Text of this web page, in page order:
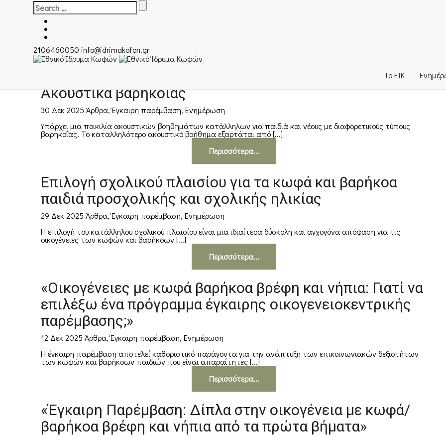
Search
for:
2106460050 info@idrimakofon.gr
Το ΕΙΚ
Ακουστικά βαρηκοΐας
30 Δεκ 2025 Άρθρα,Έγκαιρη παρέμβαση, Ενημέρωση
Υπάρχει μια ποικιλία ακουστικών βοηθημάτων κατάλληλων για παιδιά και νέους με διαφορετικούς τύπους
βαρηκοΐας. Το καταλληλότερο ακουστικό βοήθημα εξαρτάται από [...]
Περισσότερα...
Επιλογή σχολικού πλαισίου για τα κωφά και βαρήκοα
παιδιά προσχολικής και σχολικής ηλικίας
29 Δεκ 2025 Άρθρα,Έγκαιρη παρέμβαση, Ενημέρωση
Η επιλογή του κατάλληλου σχολικού πλαισίου είναι μια ιδιαίτερα δύσκολη και αγχογόνα απόφαση για τις
οικογένειες των κωφών και βαρήκοων [...]
Περισσότερα...
«Οικογένειες με κωφά βαρήκοα βρέφη και νήπια: Γιατί να
επιλέξω ένα πρόγραμμα έγκαιρης οικογενειοκεντρικής
παρέμβασης;»
12 Δεκ 2025 Άρθρα,Έγκαιρη παρέμβαση, Ενημέρωση
Η έγκαιρη παρέμβαση αποτελεί καθοριστικό παράγοντα για την ανάπτυξη των επικοινωνιακών δεξιοτήτων
των κωφών και βαρήκοων παιδιών που είναι απαραίτητες [...]
Περισσότερα...
«Έγκαιρη Παρέμβαση: Δίπλα στην οικογένεια με κωφά/
βαρήκοα βρέφη και νήπια από τα πρώτα βήματα»